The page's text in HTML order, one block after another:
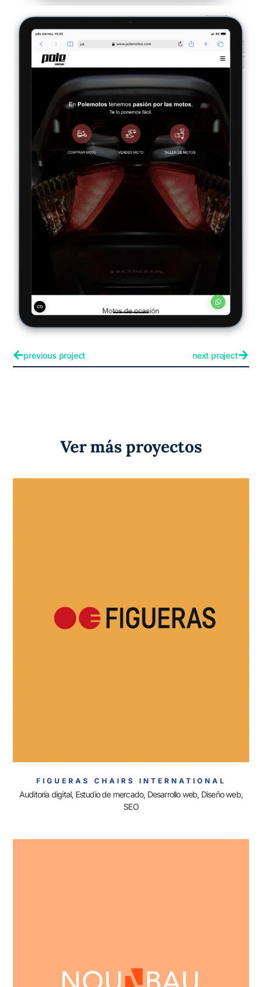
previous project next project
Ver más proyectos
FIGUERAS CHAIRS INTERNATIONAL
Auditoría digital, Estudio de mercado, Desarrollo web, Diseño web,
SEO